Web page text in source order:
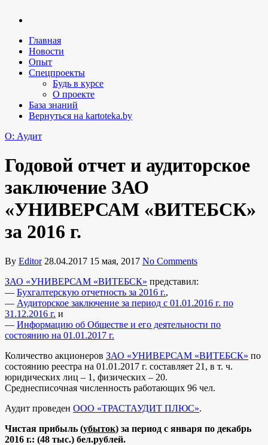
Главная
Новости
Опыт
Спецпроекты
Будь в курсе
О проекте
База знаний
Вернуться на kartoteka.by
O: Аудит
Годовой отчет и аудиторское
заключение ЗАО
«УНИВЕРСАМ «ВИТЕБСК»
за 2016 г.
By Editor 28.04.2017 15 мая, 2017 No Comments
ЗАО «УНИВЕРСАМ «ВИТЕБСК» представил:
— Бухгалтерскую отчетность за 2016 г.,
— Аудиторское заключение за период с 01.01.2016 г. по
31.12.2016 г. и
— Информацию об Обществе и его деятельности по
состоянию на 01.01.2017 г.
Количество акционеров ЗАО «УНИВЕРСАМ «ВИТЕБСК» по
состоянию реестра на 01.01.2017 г. составляет 21, в т. ч.
юридических лиц – 1, физических – 20.
Среднесписочная численность работающих 96 чел.
Аудит проведен ООО «ТРАСТАУДИТ ПЛЮС».
Чистая прибыль (убыток) за период с января по декабрь
2016 г.: (48 тыс.) бел.рублей.